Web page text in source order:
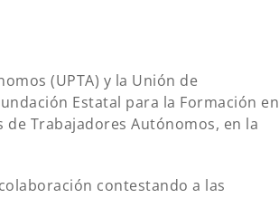
(UPTA) y la Unión de
Estatal para la Formación en
Trabajadores Autónomos, en la
contestando a las